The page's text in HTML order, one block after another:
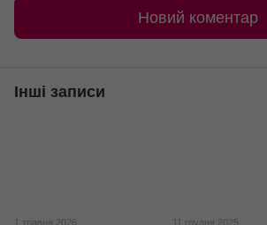
Новий коментар
Інші записи
1 травня 2026 11 грудня 2025